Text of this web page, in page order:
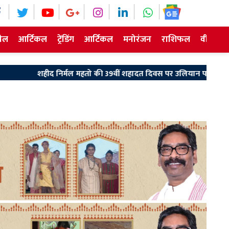
आर्टिकल ट्रेंडिंग आर्टिकल मनोरंजन राशिफल वीडियो
महतो की 39वीं शहादत दिवस पर उलियान पहुंचे मुख्यमंत्री हेमंत सोरेन